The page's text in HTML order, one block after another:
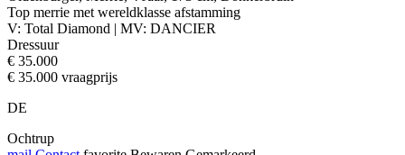
Top merrie met wereldklasse afstamming
V: Total Diamond | MV: DANCIER
Dressuur
€ 35.000
€ 35.000 vraagprijs
DE
Ochtrup